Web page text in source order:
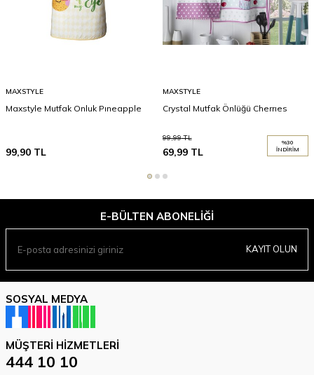
MAXSTYLE
Maxstyle Mutfak Onluk Pıneapple
99,90 TL
MAXSTYLE
Crystal Mutfak Önlüğü Cherrıes
99,99TL
69,99TL
%30
İNDIRIM
E-BÜLTEN ABONELIĞI
KAYIT OLUN
SOSYAL MEDYA
MÜŞTERI HIZMETLERI
444 10 10